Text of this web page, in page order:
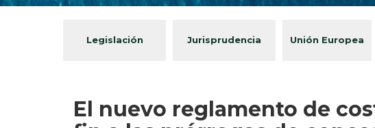
Legislación Jurisprudencia Unión Europea
El nuevo reglamento de